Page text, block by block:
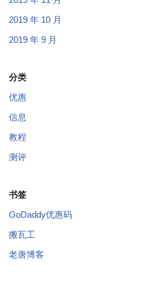
2019 年 10 月
2019 年 9 月
分类
优惠
信息
教程
测评
书签
GoDaddy优惠码
搬瓦工
老唐博客